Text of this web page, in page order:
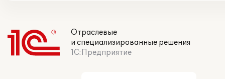
Отраслевые
и специализированные решения
1С:Предприятие